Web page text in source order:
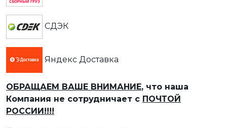
СДЭК
Яндекс Доставка
ОБРАЩАЕМ ВАШЕ ВНИМАНИЕ, что наша
Компания не сотрудничает с ПОЧТОЙ
РОССИИ!!!!